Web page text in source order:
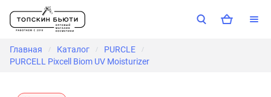
Главная / Каталог / PURCLE /
PURCELL Pixcell Biom UV Moisturizer